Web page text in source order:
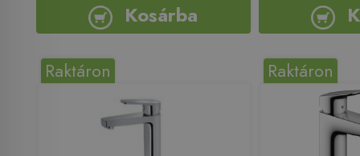
Kosárba
Raktáron Raktáron